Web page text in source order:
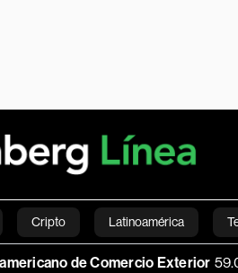
Cripto Latinoamérica
Estilo de vida Mundo Videos
Comercio Exterior 59.06 -0.08%